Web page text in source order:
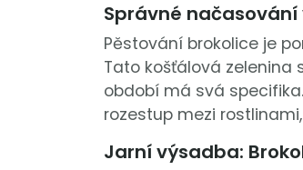
Správné
Pěstování brokolice je
Tato košťálová zelenina
období má svá
rozestup mezi
Jarní výsadba: